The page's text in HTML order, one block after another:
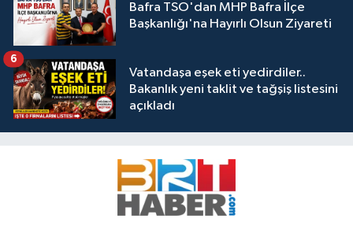
Bafra TSO'dan MHP Bafra İlçe
Başkanlığı'na Hayırlı Olsun Ziyareti
Vatandaşa eşek eti yedirdiler..
Bakanlık yeni taklit ve tağşiş listesini
açıkladı
6